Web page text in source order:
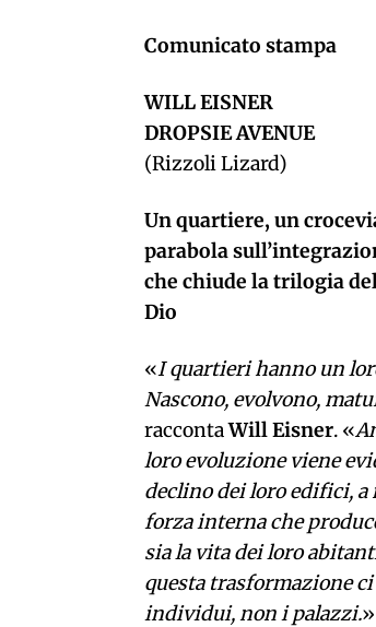
Comunicato stampa
WILL EISNER
DROPSIE AVENUE
(Rizzoli Lizard)
Un quartiere, un
parabola
che chiude la trilogia
Dio
«I quartieri hanno un
Nascono, evolvono,
raccontaWill Eisner. «
loro evoluzione viene
declino dei loro edifici, a
forza interna che
sia la vita dei loro
questa trasformazione
individui, non i palazzi.»